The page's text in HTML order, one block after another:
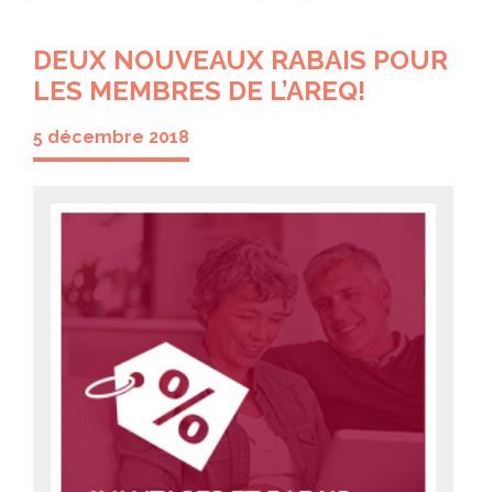
DEUX NOUVEAUX RABAIS POUR
LES MEMBRES DE L’AREQ!
5 décembre 2018